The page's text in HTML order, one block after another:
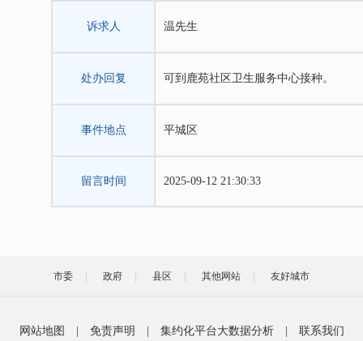
诉求人 温先生
处办回复 可到鹿苑社区卫生服务中心接种。
事件地点 平城区
留言时间 2025-09-12 21:30:33
市委 政府 县区 其他网站 友好城市
网站地图 免责声明 集约化平台大数据分析 联系我们